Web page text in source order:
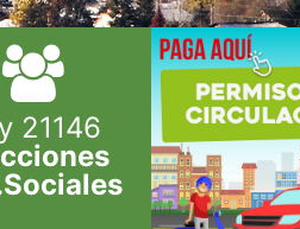
21146